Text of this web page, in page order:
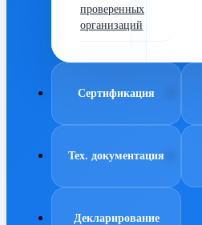
проверенных
организаций
Сертификация
Тех. документация
Декларирование